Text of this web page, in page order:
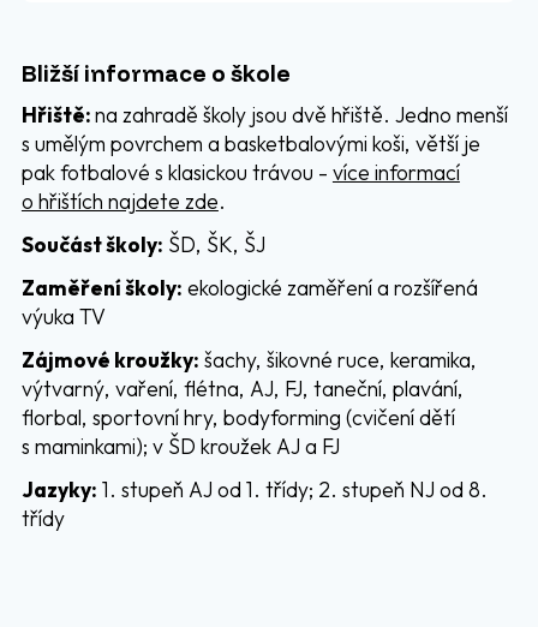
Bližší informace o škole
Hřiště:na zahradě školy jsou dvě hřiště. Jedno menší
s umělým povrchem a basketbalovými koši, větší je
pak fotbalové s klasickou trávou - více informací
o hřištích najdete zde.
Součást školy: ŠD, ŠK, ŠJ
Zaměření školy: ekologické zaměření a rozšířená
výuka TV
Zájmové kroužky: šachy, šikovné ruce, keramika,
výtvarný, vaření, flétna, AJ, FJ, taneční, plavání,
florbal, sportovní hry, bodyforming (cvičení dětí
s maminkami); v ŠD kroužek AJ a FJ
Jazyky: 1. stupeň AJ od 1. třídy; 2. stupeň NJ od 8.
třídy